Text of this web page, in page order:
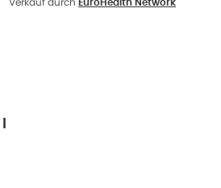
EuroHealth Network